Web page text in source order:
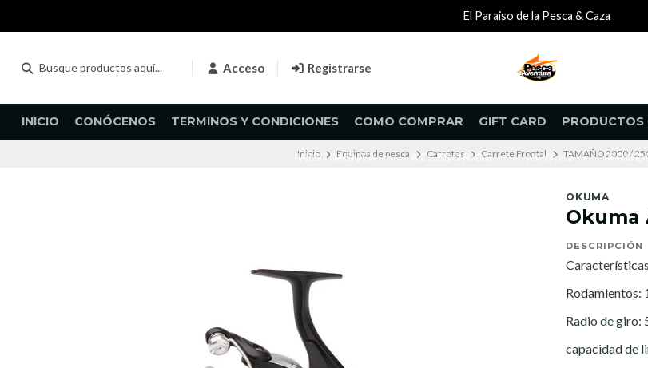
Acceso Registrarse
INICIO CONÓCENOS TERMINOS Y CONDICIONES COMO COMPRAR GIFT CARD PRODUCTOS
VESTIMENTA ACCESORIOS KAYAKS
El Paraiso de la Pesca & Caza
Inicio Equipos de pesca Carretes Carrete Frontal TAMAÑO 2000 /
OKUMA
Okuma
DESCRIPCIÓN
Rodamientos:
Radio de giro:
capacidad de